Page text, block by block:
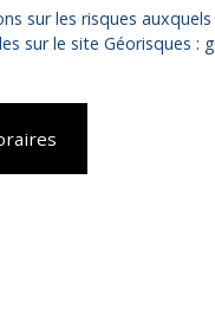
sur les risques
sur le site Géorisques :